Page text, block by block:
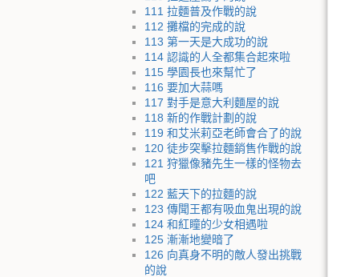
111 拉麵普及作戰的說
112 攤檔的完成的說
113 第一天是大成功的說
114 認識的人全都集合起來啦
115 學園長也來幫忙了
116 要加大蒜嗎
117 對手是意大利麵屋的說
118 新的作戰計劃的說
119 和艾米莉亞老師會合了的說
120 徒步突擊拉麵銷售作戰的說
121 狩獵像豬先生一樣的怪物去
吧
122 藍天下的拉麵的說
123 傳聞王都有吸血鬼出現的說
124 和紅瞳的少女相遇啦
125 漸漸地變暗了
126 向真身不明的敵人發出挑戰
的說